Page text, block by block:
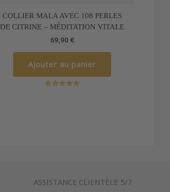
COLLIER MALA AVEC 108 PERLES
DE CITRINE – MÉDITATION VITALE
69,90 €
Ajouter au panier
ASSISTANCE CLIENTÈLE 5/7